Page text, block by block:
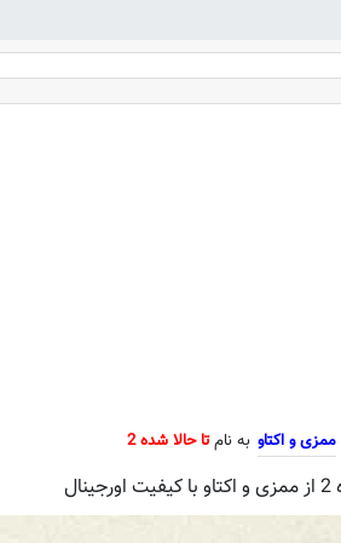
ممزی و اکتاو به
ممزی و اکتاو به نامتا حالا شده 2